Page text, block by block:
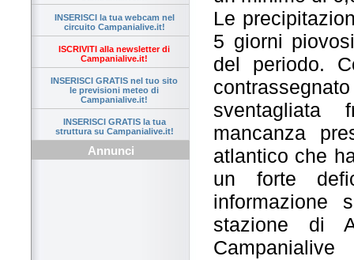
INSERISCI la tua webcam nel
circuito Campanialive.it!
ISCRIVITI alla newsletter di
Campanialive.it!
INSERISCI GRATIS nel tuo sito
le previsioni meteo di
Campanialive.it!
INSERISCI GRATIS la tua
struttura su Campanialive.it!
Annunci
Le
5 giorni
del periodo.
sventagliata
mancanza
atlantico che
un forte
informazione
stazione di
Campanialive